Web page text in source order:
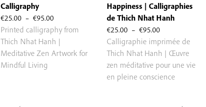
€25.00 – €95.00Plage
de
prix :
€25.00
Calligraphy
Printed calligraphy from
Thich Nhat Hanh |
Meditative Zen Artwork for
Mindful Living
€25.00 – €95.00Plage
de
prix :
€25.00
à
Happiness | Calligraphies
de Thich Nhat Hanh
Calligraphie imprimée de
Thich Nhat Hanh | Œuvre
zen méditative pour une vie
en pleine conscience